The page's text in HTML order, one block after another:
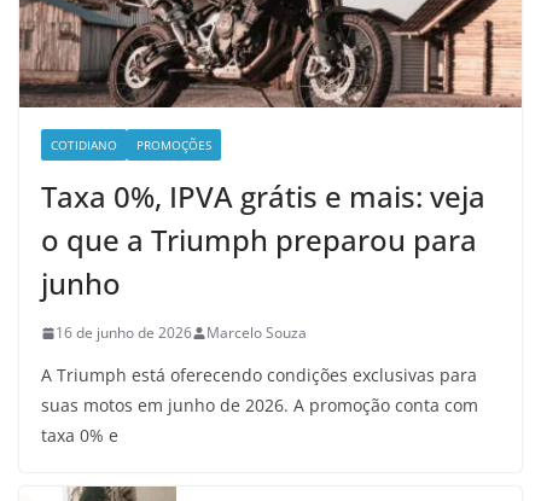
COTIDIANO PROMOÇÕES
Taxa 0%, IPVA grátis e mais: veja
o que a Triumph preparou para
junho
16 de junho de 2026 Marcelo Souza
A Triumph está oferecendo condições exclusivas para
suas motos em junho de 2026. A promoção conta com
taxa 0% e